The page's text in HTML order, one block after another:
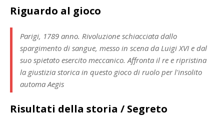
Riguardo al gioco
Parigi, 1789 anno. Rivoluzione schiacciata dallo
spargimento di sangue, messo in scena da Luigi XVI e dal
suo spietato esercito meccanico. Affronta il re e ripristina
la giustizia storica in questo gioco di ruolo per l'insolito
automa Aegis
Risultati della storia / Segreto